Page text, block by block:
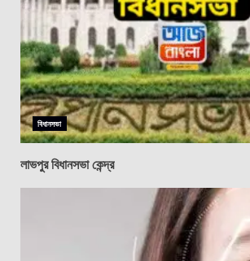
বিধানসভা
লাভপুর বিধানসভা কেন্দ্র